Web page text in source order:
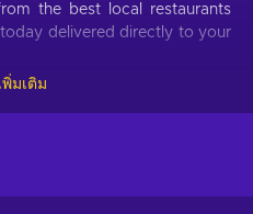
the best local restaurants
delivered directly to your
พิ่มเติม